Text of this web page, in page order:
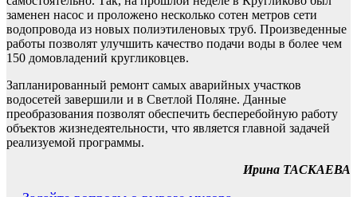
заменен насос и проложено несколько сотен метров сети
водопровода из новых полиэтиленовых труб. Произведенные
работы позволят улучшить качество подачи воды в более чем
150 домовладений кругликовцев.
Запланированный ремонт самых аварийных участков
водосетей завершили и в Светлой Поляне. Данные
преобразования позволят обеспечить бесперебойную работу
объектов жизнедеятельности, что является главной задачей
реализуемой программы.
Ирина ТАСКАЕВА